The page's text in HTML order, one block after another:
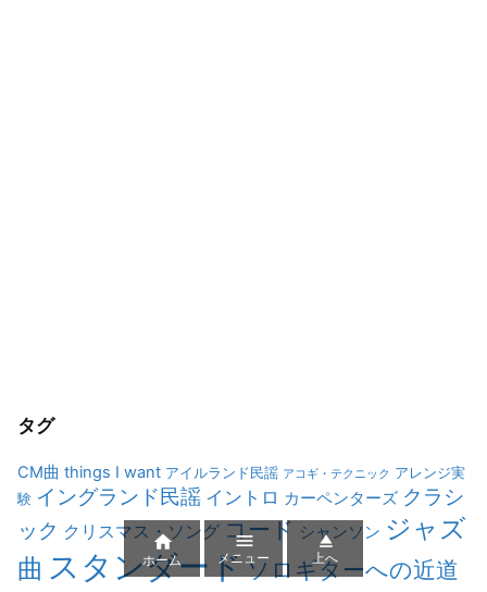
タグ
CM曲 things I want アイルランド民謡 アコギ・テクニック アレンジ実
験 イングランド民謡 イントロ カーペンターズ クラシ
ック クリスマス・ソング コード シャンソン ジャズ
曲 スタンダードソロギターへの近道

ホーム

メニュー

上へ